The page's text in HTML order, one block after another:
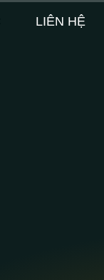
LIÊN HỆ